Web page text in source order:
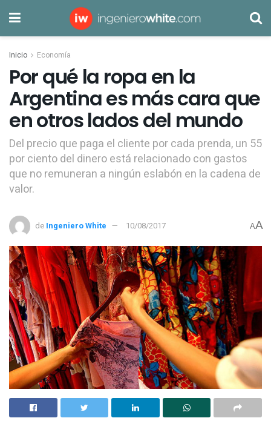
Inicio Economía
Por qué la ropa en la
Argentina es más cara que
en otros lados del mundo
Del precio que paga el cliente por cada prenda, un 55
por ciento del dinero está relacionado con gastos
que no remuneran a ningún eslabón en la cadena de
valor.
de Ingeniero White 10/08/2017 AA